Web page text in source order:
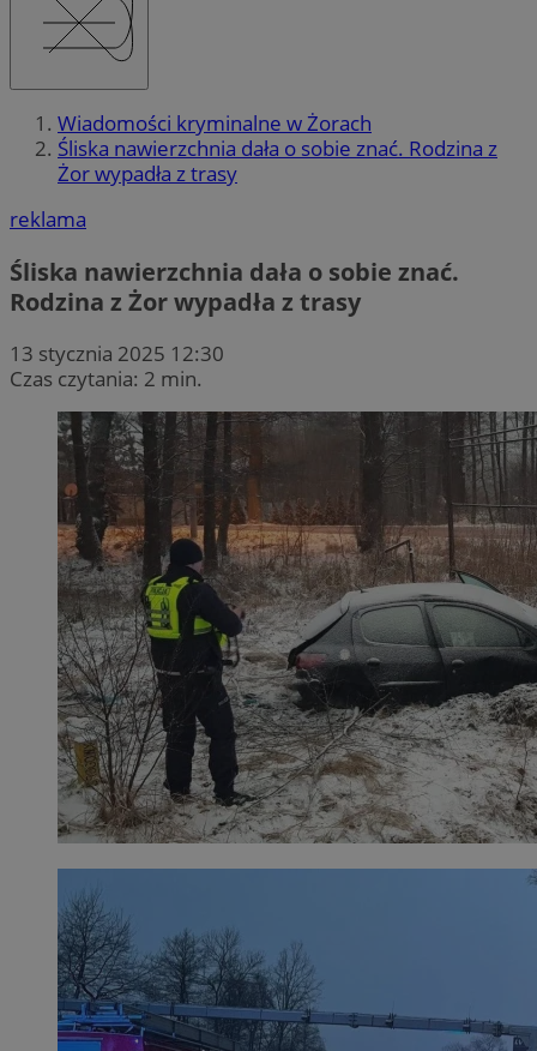
Wiadomości kryminalne w Żorach
Śliska nawierzchnia dała o sobie znać. Rodzina z
Żor wypadła z trasy
reklama
Śliska nawierzchnia dała o sobie znać.
Rodzina z Żor wypadła z trasy
13 stycznia 2025 12:30
Czas czytania: 2 min.